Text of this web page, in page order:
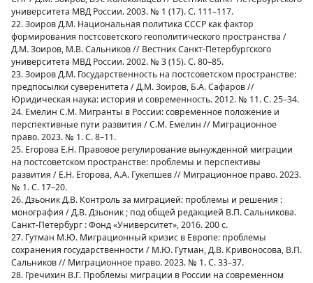
университета МВД России. 2003. № 1 (17). С. 111–117.
22. Зоиров Д.М. Национальная политика СССР как фактор
формирования постсоветского геополитического пространства /
Д.М. Зоиров, М.В. Сальников // Вестник Санкт-Петербургского
университета МВД России. 2002. № 3 (15). С. 80–85.
23. Зоиров Д.М. Государственность на постсоветском пространстве:
предпосылки суверенитета / Д.М. Зоиров, Б.А. Сафаров //
Юридическая наука: история и современность. 2012. № 11. С. 25–34.
24. Емелин С.М. Мигранты в России: современное положение и
перспективные пути развития / С.М. Емелин // Миграционное
право. 2023. № 1. С. 8–11.
25. Егорова Е.Н. Правовое регулирование вынужденной миграции
на постсоветском пространстве: проблемы и перспективы
развития / Е.Н. Егорова, А.А. Гукепшев // Миграционное право. 2023.
№ 1. С. 17–20.
26. Дзьоник Д.В. Контроль за миграцией: проблемы и решения :
монография / Д.В. Дзьоник ; под общей редакцией В.П. Сальникова.
Санкт-Петербург : Фонд «Университет», 2016. 200 с.
27. Гутман М.Ю. Миграционный кризис в Европе: проблемы
сохранения государственности / М.Ю. Гутман, Д.В. Кривоносова, В.П.
Сальников // Миграционное право. 2023. № 1. С. 33–37.
28. Гречихин В.Г. Проблемы миграции в России на современном